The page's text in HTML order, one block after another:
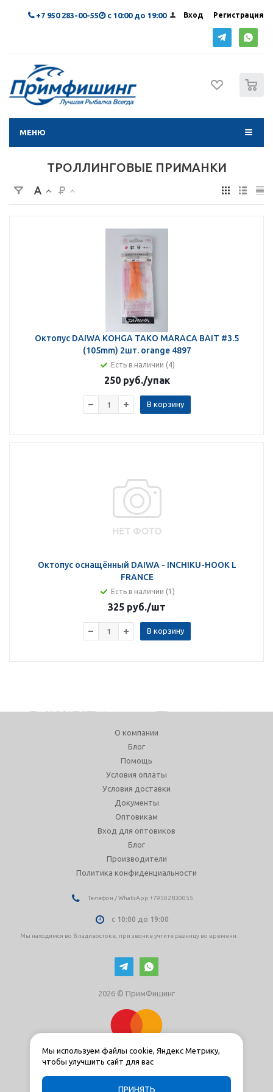
Вход Регистрация
+7 950 283-00-55 с 10:00 до 19:00
МЕНЮ
ТРОЛЛИНГОВЫЕ ПРИМАНКИ
Октопус DAIWA KOHGA TAKO MARACA BAIT #3.5
(105mm) 2шт. orange 4897
Есть в наличии (4)
250 руб./упак
В корзину
Октопус оснащённый DAIWA - INCHIKU-HOOK L
FRANCE
Есть в наличии (1)
325 руб./шт
В корзину
О компании
Блог
Помощь
Условия оплаты
Условия доставки
Документы
Оптовикам
Вход для оптовиков
Блог
Производители
Политика конфиденциальности
Телефон / WhatsApp +79502830055
с 10:00 до 19:00
Мы находимся во Владивостоке, при звонке учтите разницу во времени.
2026 © ПримФишинг
Мы используем файлы cookie, Яндекс Метрику,
чтобы улучшить сайт для вас
ПРИНЯТЬ